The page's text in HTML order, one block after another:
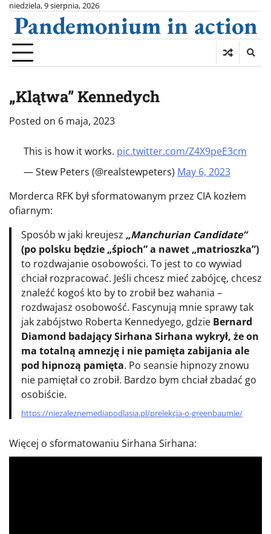
Skip
content
niedziela, 9 sierpnia, 2026
Pandemonium in action
„Klątwa” Kennedych
Posted on 6 maja, 2023
This is how it works. pic.twitter.com/Z4X9peE3cm
— Stew Peters (@realstewpeters) May 6, 2023
Morderca RFK był sformatowanym przez CIA kozłem
ofiarnym:
Sposób w jaki kreujesz „Manchurian Candidate”
(po polsku będzie „śpioch” a nawet „matrioszka”)
to rozdwajanie osobowości. To jest to co wywiad
chciał rozpracować. Jeśli chcesz mieć zabójcę, chcesz
znaleźć kogoś kto by to zrobił bez wahania –
rozdwajasz osobowość. Fascynują mnie sprawy tak
jak zabójstwo Roberta Kennedyego, gdzie Bernard
Diamond badający Sirhana Sirhana wykrył, że on
ma totalną amnezję i nie pamięta zabijania ale
pod hipnozą pamięta. Po seansie hipnozy znowu
nie pamiętał co zrobił. Bardzo bym chciał zbadać go
osobiście.
https://niezaleznemediapodlasia.pl/prelekcja-o-greenbaumie/
Więcej o sformatowaniu Sirhana Sirhana: